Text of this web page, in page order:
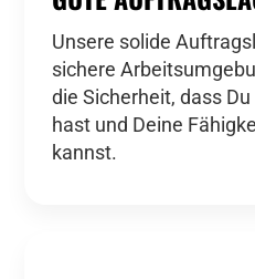
Unsere solide
sichere
die Sicherheit, dass
hast und Deine
kannst.